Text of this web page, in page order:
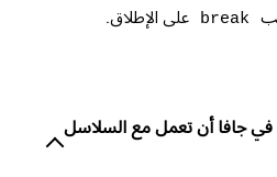
break على الإطلاق.
هل يمكن لجملة switch في جافا أن تعمل مع السلاسل